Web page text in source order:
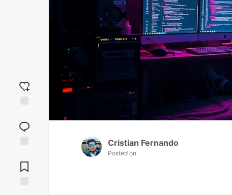
reaction
Comments
Cristian Fernando
Posted on